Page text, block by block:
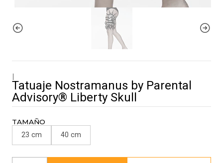
|
Tatuaje Nostramanus by Parental
Advisory® Liberty Skull
TAMAÑO
23 cm 40 cm